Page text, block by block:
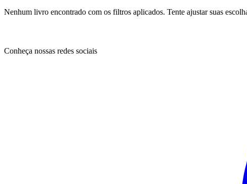
Nenhum livro encontrado com os filtros aplicados. Tente ajustar suas
Conheça nossas redes sociais